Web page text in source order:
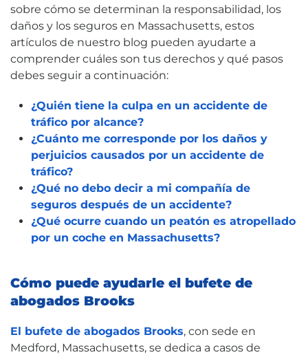
sobre cómo se determinan la responsabilidad, los
daños y los seguros en Massachusetts, estos
artículos de nuestro blog pueden ayudarte a
comprender cuáles son tus derechos y qué pasos
debes seguir a continuación:
¿Quién tiene la culpa en un accidente de
tráfico por alcance?
¿Cuánto me corresponde por los daños y
perjuicios causados por un accidente de
tráfico?
¿Qué no debo decir a mi compañía de
seguros después de un accidente?
¿Qué ocurre cuando un peatón es atropellado
por un coche en Massachusetts?
Cómo puede ayudarle el bufete de
abogados Brooks
El bufete de abogados Brooks, con sede en
Medford, Massachusetts, se dedica a casos de